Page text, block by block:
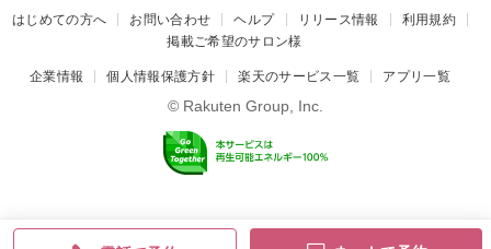
はじめての方へ お問い合わせ ヘルプ リリース情報
利用規約
掲載ご希望のサロン様
企業情報 個人情報保護方針 楽天のサービス一覧 アプリ一覧
© Rakuten Group, Inc.